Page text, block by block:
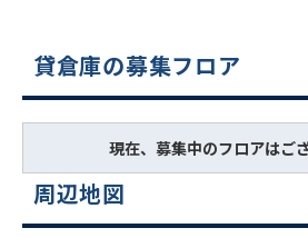
貸倉庫の募集フロア
現在、募集中のフロアはご
周辺地図